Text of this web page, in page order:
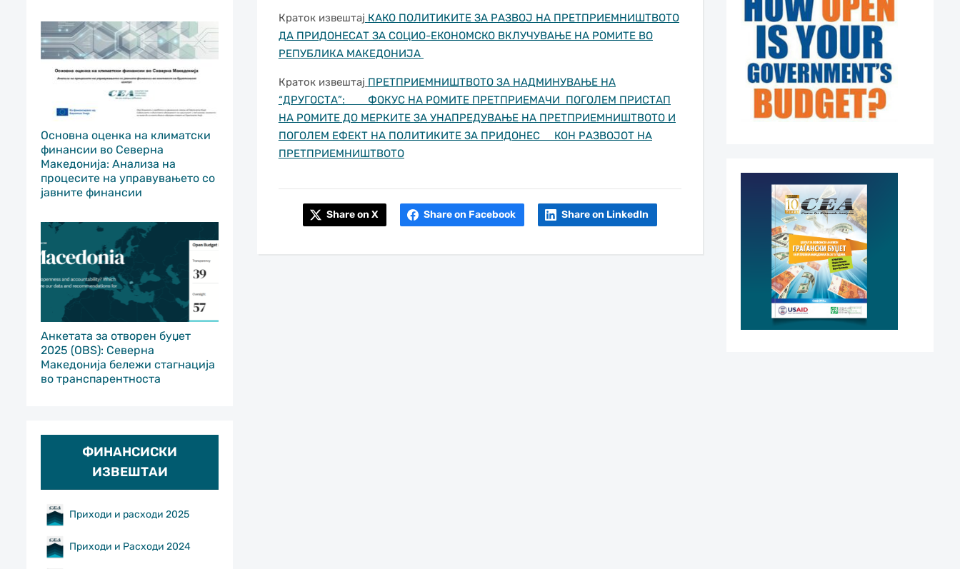
Основна оценка на климатски
финансии во Северна
Македонија: Анализа на
процесите на управувањето со
јавните финансии
Анкетата за отворен буџет
2025 (OBS): Северна
Македонија бележи стагнација
во транспарентноста
ФИНАНСИСКИ
ИЗВЕШТАИ
Приходи и расходи 2025
Приходи и Расходи 2024
Краток извештај КАКО ПОЛИТИКИТЕ ЗА РАЗВОЈ НА ПРЕТПРИЕМНИШТВОТО
ДА ПРИДОНЕСАТ ЗА СОЦИО-ЕКОНОМСКО ВКЛУЧУВАЊЕ НА РОМИТЕ ВО
РЕПУБЛИКА МАКЕДОНИЈА
Краток извештај ПРЕТПРИЕМНИШТВОТО ЗА НАДМИНУВАЊЕ НА
“ДРУГОСТА”: ФОКУС НА РОМИТЕ ПРЕТПРИЕМАЧИ ПОГОЛЕМ ПРИСТАП
НА РОМИТЕ ДО МЕРКИТЕ ЗА УНАПРЕДУВАЊЕ НА ПРЕТПРИЕМНИШТВОТО И
ПОГОЛЕМ ЕФЕКТ НА ПОЛИТИКИТЕ ЗА ПРИДОНЕС КОН РАЗВОЈОТ НА
ПРЕТПРИЕМНИШТВОТО
Share on X Share on Facebook Share on LinkedIn